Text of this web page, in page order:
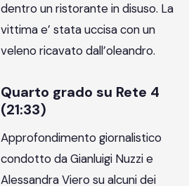
dentro un ristorante in disuso. La
vittima e’ stata uccisa con un
veleno ricavato dall’oleandro.
Quarto grado su Rete 4
(21:33)
Approfondimento giornalistico
condotto da Gianluigi Nuzzi e
Alessandra Viero su alcuni dei